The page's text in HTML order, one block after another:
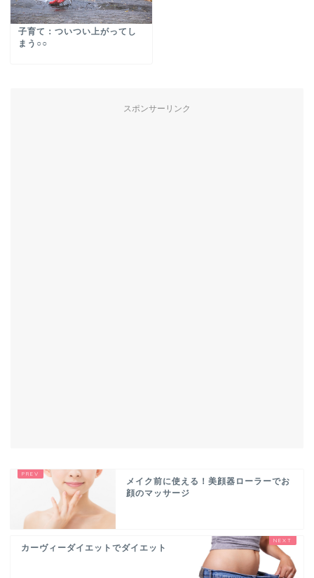
子育て：ついつい上がってし
まう○○
スポンサーリンク
メイク前に使える！美顔器ローラーでお
顔のマッサージ
カーヴィーダイエットでダイエット